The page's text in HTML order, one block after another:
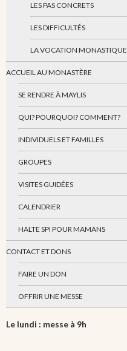
LES PAS CONCRETS
LES DIFFICULTÉS
LA VOCATION MONASTIQUE
ACCUEIL AU MONASTÈRE
SE RENDRE À MAYLIS
QUI? POURQUOI? COMMENT?
INDIVIDUELS ET FAMILLES
GROUPES
VISITES GUIDÉES
CALENDRIER
HALTE SPI POUR MAMANS
CONTACT ET DONS
FAIRE UN DON
OFFRIR UNE MESSE
Le lundi : messe à 9h